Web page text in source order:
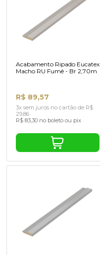
Acabamento Ripado Eucatex
Macho RU Fumê - Br 2,70m
R$ 89,57
3x sem juros no cartão de R$
29,86
R$ 83,30 no boleto ou pix